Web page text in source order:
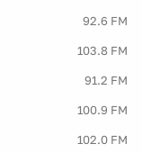
92.6 FM
103.8 FM
91.2 FM
100.9 FM
102.0 FM